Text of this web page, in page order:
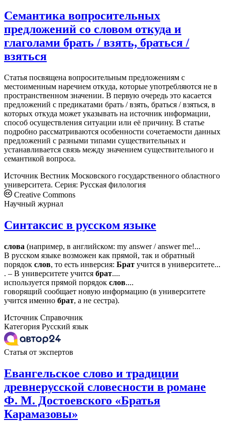
Семантика вопросительных
предложений со словом откуда и
глаголами брать / взять, браться /
взяться
Статья посвящена вопросительным предложениям с
местоименным наречием откуда, которые употребляются не в
пространственном значении. В первую очередь это касается
предложений с предикатами брать / взять, браться / взяться, в
которых откуда может указывать на источник информации,
способ осуществления ситуации или её причину. В статье
подробно рассматриваются особенности сочетаемости данных
предложений с разными типами существительных и
устанавливается связь между значением существительного и
семантикой вопроса.
Источник Вестник Московского государственного областного
университета. Серия: Русская филология
Creative Commons
Научный журнал
Синтаксис в русском языке
слова (например, в английском: my answer / answer me!...
В русском языке возможен как прямой, так и обратный
порядок слов, то есть инверсия: Брат учится в университете...
. – В университете учится брат....
используется прямой порядок слов....
говорящий сообщает новую информацию (в университете
учится именно брат, а не сестра).
Источник Справочник
Категория Русский язык
Статья от экспертов
Евангельское слово и традиции
древнерусской словесности в романе
Ф. М. Достоевского «Братья
Карамазовы»